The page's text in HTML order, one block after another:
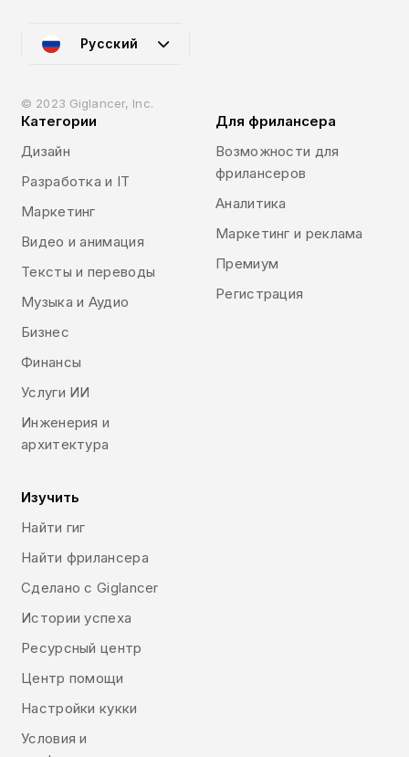
Русский
© 2023 Giglancer, Inc.
Категории
Дизайн
Разработка и IT
Маркетинг
Видео и анимация
Тексты и переводы
Музыка и Аудио
Бизнес
Финансы
Услуги ИИ
Инженерия и
архитектура
Для фрилансера
Возможности для
фрилансеров
Аналитика
Маркетинг и реклама
Премиум
Регистрация
Изучить
Найти гиг
Найти фрилансера
Сделано с Giglancer
Истории успеха
Ресурсный центр
Центр помощи
Настройки кукки
Условия и